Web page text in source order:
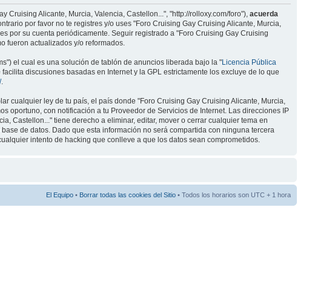
Cruising Alicante, Murcia, Valencia, Castellon...", "http://rolloxy.com/foro"), acuerda
por favor no te registres y/o uses "Foro Cruising Gay Cruising Alicante, Murcia,
por su cuenta periódicamente. Seguir registrado a "Foro Cruising Gay Cruising
fueron actualizados y/o reformados.
el cual es una solución de tablón de anuncios liberada bajo la "Licencia Pública
discusiones basadas en Internet y la GPL estrictamente los excluye de lo que
.
cualquier ley de tu país, el país donde "Foro Cruising Gay Cruising Alicante, Murcia,
oportuno, con notificación a tu Proveedor de Servicios de Internet. Las direcciones IP
Castellon..." tiene derecho a eliminar, editar, mover o cerrar cualquier tema en
de datos. Dado que esta información no será compartida con ninguna tercera
intento de hacking que conlleve a que los datos sean comprometidos.
El Equipo • Borrar todas las cookies del Sitio • Todos los horarios son UTC + 1 hora